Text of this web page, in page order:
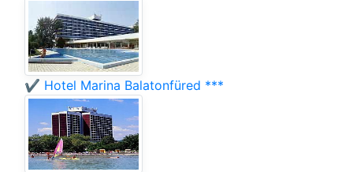
✔️ Hotel Marina Balatonfüred ***